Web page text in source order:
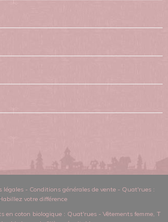
légales- Conditions générales de vente- Quat'rues :
votre différence
en coton biologique : Quat'rues - Vêtements femme, T